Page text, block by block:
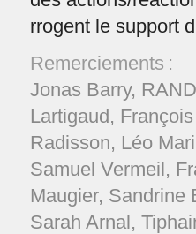
rrogent le support
Remerciements :
Jonas Barry,
Lartigaud,
Radisson, Léo
Samuel Vermeil,
Maugier, Sandrine
Sarah Arnal,